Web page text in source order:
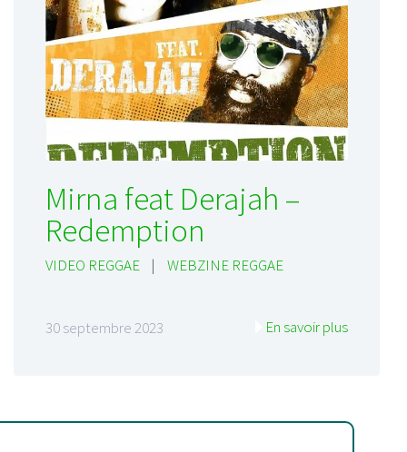
Mirna feat Derajah –
Redemption
VIDEO REGGAE | WEBZINE REGGAE
30 septembre 2023 En savoir plus